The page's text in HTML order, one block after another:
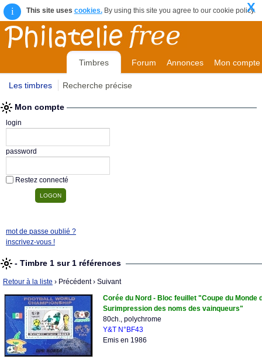
i This site uses cookies.By using this site you agree to our cookie policy.
X
Timbres Forum Annonces Mon compte
Les timbres Recherche précise
Mon compte
login
password
Restez connecté
mot de passe oublié ?
inscrivez-vous !
- Timbre 1 sur 1 références
Retour à la liste › Précédent› Suivant
Corée du Nord - Bloc feuillet "Coupe du Monde
Surimpression des noms des vainqueurs"
80ch., polychrome
Y&T N°BF43
Emis en 1986